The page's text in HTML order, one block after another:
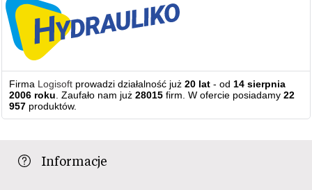
Firma Logisoft prowadzi działalność już20 lat - od14 sierpnia
2006 roku. Zaufało nam już28015 firm. W ofercie posiadamy22
957 produktów.
Informacje